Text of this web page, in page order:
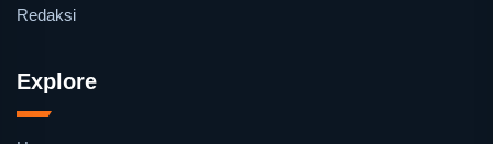
Redaksi
Explore